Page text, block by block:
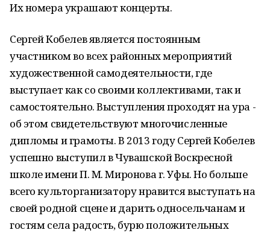
Их номера украшают концерты.
Сергей Кобелев является постоянным
участником во всех районных мероприятий
художественной самодеятельности, где
выступает как со своими коллективами, так и
самостоятельно. Выступления проходят на ура -
об этом свидетельствуют многочисленные
дипломы и грамоты. В 2013 году Сергей Кобелев
успешно выступил в Чувашской Воскресной
школе имени П. М. Миронова г. Уфы. Но больше
всего культорганизатору нравится выступать на
своей родной сцене и дарить односельчанам и
гостям села радость, бурю положительных